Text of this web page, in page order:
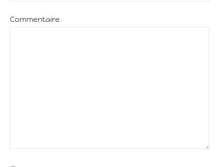
Commentaire